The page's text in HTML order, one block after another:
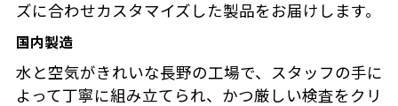
ズに合わせカスタマイズした製品をお届けします。
国内製造
水と空気がきれいな長野の工場で、スタッフの手に
よって丁寧に組み立てられ、かつ厳しい検査をクリ